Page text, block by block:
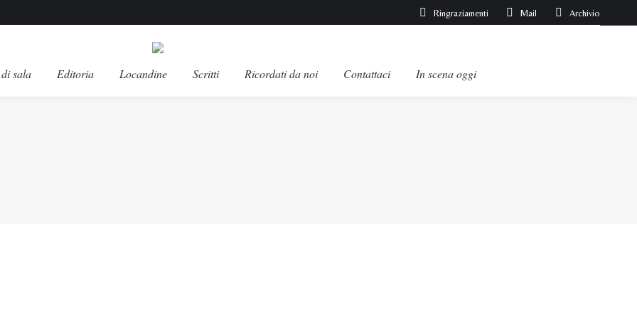
Ringraziamenti Mail Archivio
sala Editoria Locandine Scritti Ricordati da noi Contattaci In scena oggi